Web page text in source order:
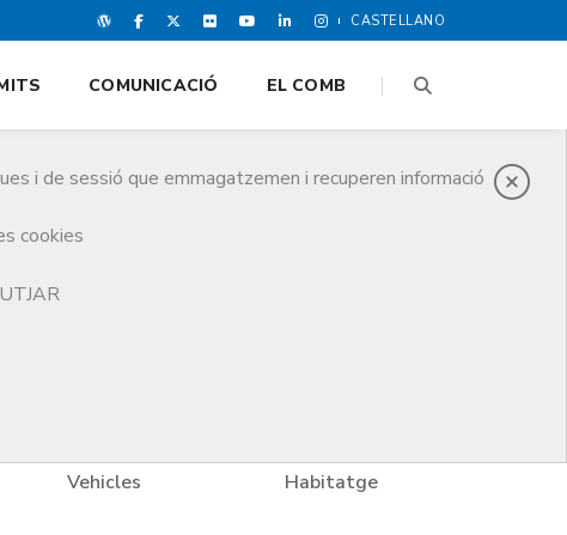
CASTELLANO
i de sessió que emmagatzemen i recuperen informació
cookies
COMUNICACIÓ EL COMB
Vehicles Habitatge